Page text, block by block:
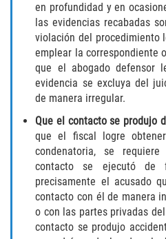
Diversion Program
Driving Crimes
Drinking Alcohol
Driving on a
Driving Without a
Evading an Officer
Hit and Run
en profundidad y en
las evidencias recabadas
violación del procedimiento
emplear la correspondiente
que el abogado
evidencia se excluya del
de manera irregular.
Que el contacto se produjo
que el fiscal logre
condenatoria, se
contacto se ejecutó de
precisamente el acusado
contacto con él de manera
o con las partes privadas
contacto se produjo